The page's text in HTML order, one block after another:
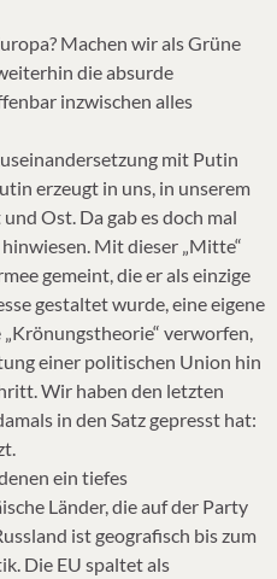
Machen wir als Grüne
die absurde
inzwischen alles
mit Putin
erzeugt in uns, in unserem
Ost. Da gab es doch mal
Mit dieser „Mitte“
gemeint, die er als einzige
gestaltet wurde, eine eigene
verworfen,
einer politischen Union hin
Wir haben den letzten
in den Satz gepresst hat:
ein tiefes
Länder, die auf der Party
ist geografisch bis zum
Die EU spaltet als